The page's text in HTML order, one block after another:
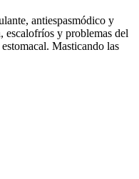
antiespasmódico y
escalofríos y problemas del
Masticando las